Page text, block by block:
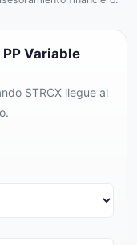
Variable
STRCX llegue al